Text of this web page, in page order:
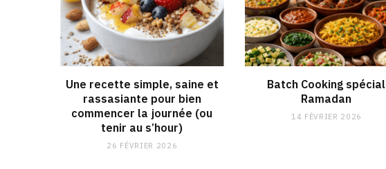
Une recette simple, saine et
rassasiante pour bien
commencer la journée (ou
tenir au s’hour)
26 FÉVRIER 2026
Batch Cooking spécial
Ramadan
14 FÉVRIER 2026